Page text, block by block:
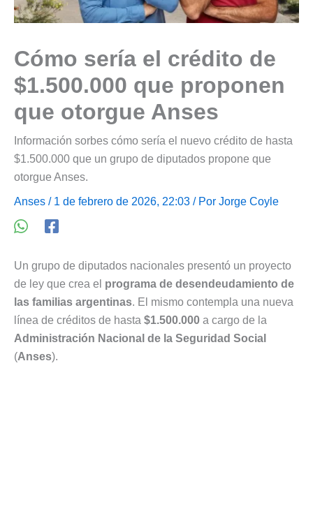
Cómo sería el crédito de
$1.500.000 que proponen
que otorgue Anses
Información sorbes cómo sería el nuevo crédito de hasta
$1.500.000 que un grupo de diputados propone que
otorgue Anses.
Anses / 1 de febrero de 2026, 22:03 / Por Jorge Coyle
Un grupo de diputados nacionales presentó un proyecto
de ley que crea el programa de desendeudamiento de
las familias argentinas. El mismo contempla una nueva
línea de créditos de hasta $1.500.000 a cargo de la
Administración Nacional de la Seguridad Social
(Anses).